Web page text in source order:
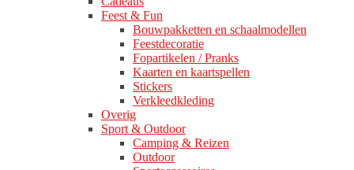
Feest & Fun
Bouwpakketten en schaalmodellen
Feestdecoratie
Fopartikelen / Pranks
Kaarten en kaartspellen
Stickers
Verkleedkleding
Overig
Sport & Outdoor
Camping & Reizen
Outdoor